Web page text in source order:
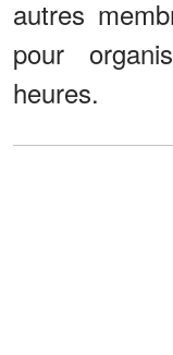
autres
pour
heures.